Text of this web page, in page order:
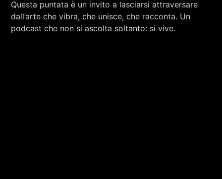
Questa puntata è un invito a lasciarsi attraversare
dall’arte che vibra, che unisce, che racconta. Un
podcast che non si ascolta soltanto: si vive.